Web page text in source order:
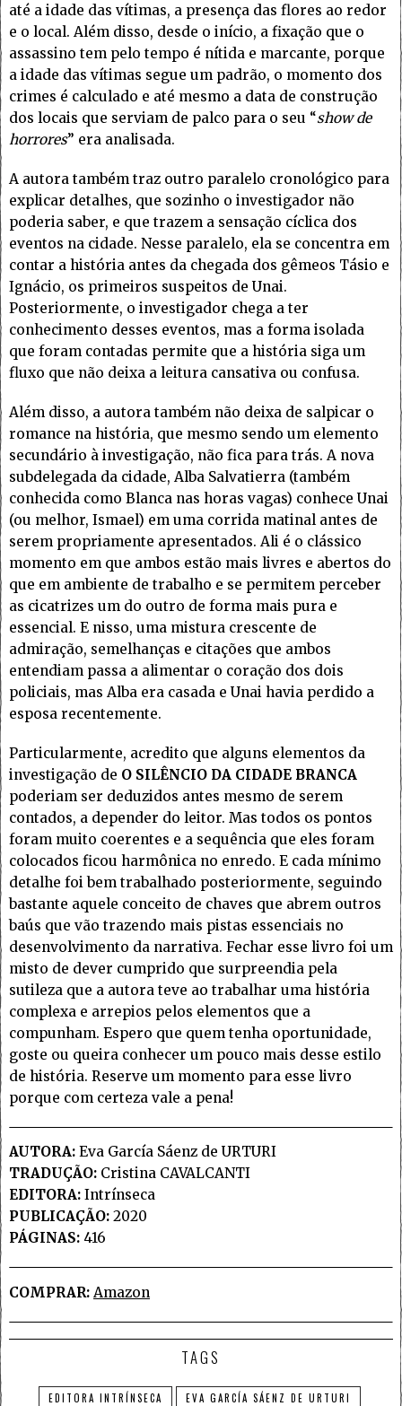
até a idade das vítimas, a presença das flores ao redor
e o local. Além disso, desde o início, a fixação que o
assassino tem pelo tempo é nítida e marcante, porque
a idade das vítimas segue um padrão, o momento dos
crimes é calculado e até mesmo a data de construção
dos locais que serviam de palco para o seu “show de
horrores” era analisada.
A autora também traz outro paralelo cronológico para
explicar detalhes, que sozinho o investigador não
poderia saber, e que trazem a sensação cíclica dos
eventos na cidade. Nesse paralelo, ela se concentra em
contar a história antes da chegada dos gêmeos Tásio e
Ignácio, os primeiros suspeitos de Unai.
Posteriormente, o investigador chega a ter
conhecimento desses eventos, mas a forma isolada
que foram contadas permite que a história siga um
fluxo que não deixa a leitura cansativa ou confusa.
Além disso, a autora também não deixa de salpicar o
romance na história, que mesmo sendo um elemento
secundário à investigação, não fica para trás. A nova
subdelegada da cidade, Alba Salvatierra (também
conhecida como Blanca nas horas vagas) conhece Unai
(ou melhor, Ismael) em uma corrida matinal antes de
serem propriamente apresentados. Ali é o clássico
momento em que ambos estão mais livres e abertos do
que em ambiente de trabalho e se permitem perceber
as cicatrizes um do outro de forma mais pura e
essencial. E nisso, uma mistura crescente de
admiração, semelhanças e citações que ambos
entendiam passa a alimentar o coração dos dois
policiais, mas Alba era casada e Unai havia perdido a
esposa recentemente.
Particularmente, acredito que alguns elementos da
investigação de O SILÊNCIO DA CIDADE BRANCA
poderiam ser deduzidos antes mesmo de serem
contados, a depender do leitor. Mas todos os pontos
foram muito coerentes e a sequência que eles foram
colocados ficou harmônica no enredo. E cada mínimo
detalhe foi bem trabalhado posteriormente, seguindo
bastante aquele conceito de chaves que abrem outros
baús que vão trazendo mais pistas essenciais no
desenvolvimento da narrativa. Fechar esse livro foi um
misto de dever cumprido que surpreendia pela
sutileza que a autora teve ao trabalhar uma história
complexa e arrepios pelos elementos que a
compunham. Espero que quem tenha oportunidade,
goste ou queira conhecer um pouco mais desse estilo
de história. Reserve um momento para esse livro
porque com certeza vale a pena!
AUTORA: Eva García Sáenz de URTURI
TRADUÇÃO: Cristina CAVALCANTI
EDITORA: Intrínseca
PUBLICAÇÃO: 2020
PÁGINAS: 416
COMPRAR: Amazon
TAGS
EDITORA INTRÍNSECA
EVA GARCÍA SÁENZ DE URTURI